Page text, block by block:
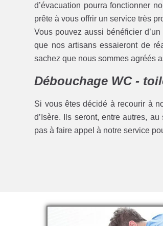
d’évacuation pourra fonctionner
prête à vous offrir un service très
Vous pouvez aussi bénéficier d’un
que nos artisans essaieront de
sachez que nous sommes agréés
Débouchage WC -
Si vous êtes décidé à recourir à
d’Isère. Ils seront, entre autres,
pas à faire appel à notre service